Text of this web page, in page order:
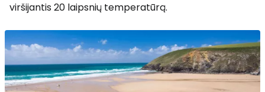
viršijantis 20 laipsnių temperatūrą.